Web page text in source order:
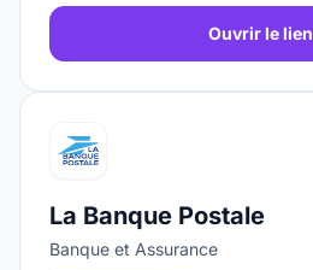
Ouvrir le lien
La Banque Postale
Banque et Assurance